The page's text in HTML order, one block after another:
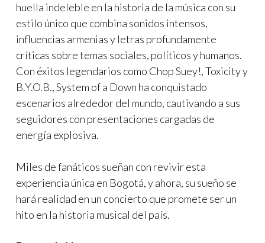
huella indeleble en la historia de la música con su
estilo único que combina sonidos intensos,
influencias armenias y letras profundamente
críticas sobre temas sociales, políticos y humanos.
Con éxitos legendarios como Chop Suey!, Toxicity y
B.Y.O.B., System of a Down ha conquistado
escenarios alrededor del mundo, cautivando a sus
seguidores con presentaciones cargadas de
energía explosiva.
Miles de fanáticos sueñan con revivir esta
experiencia única en Bogotá, y ahora, su sueño se
hará realidad en un concierto que promete ser un
hito en la historia musical del país.